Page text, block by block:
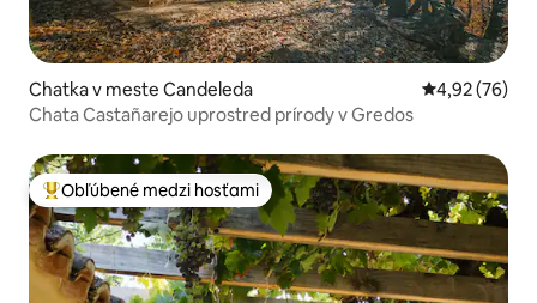
Chatka v meste Candeleda Priemerné
4,92 (76)
Chata Castañarejo uprostred prírody v Gredos
Najobľúbenejšie medzi hosťami
Obľúbené medzi hosťami